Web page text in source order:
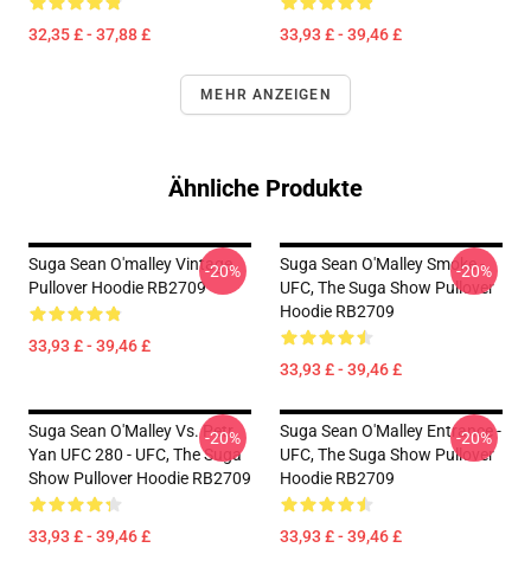
32,35 £ - 37,88 £ 33,93 £ - 39,46 £
MEHR ANZEIGEN
Ähnliche Produkte
Suga Sean O'malley Vintage
Pullover Hoodie RB2709
33,93 £ - 39,46 £
-20%
Suga Sean O'Malley Smoke -
UFC, The Suga Show Pullover
Hoodie RB2709
33,93 £ - 39,46 £
-20%
Suga Sean O'Malley Vs. Petr
Yan UFC 280 - UFC, The Suga
Show Pullover Hoodie RB2709
33,93 £ - 39,46 £
-20%
Suga Sean O'Malley Entrance -
UFC, The Suga Show Pullover
Hoodie RB2709
33,93 £ - 39,46 £
-20%